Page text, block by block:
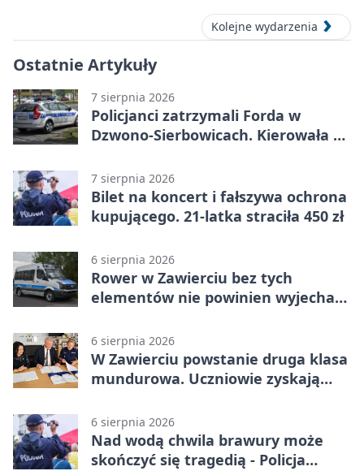
Kolejne wydarzenia
Ostatnie Artykuły
7 sierpnia 2026
Policjanci zatrzymali Forda w
Dzwono-Sierbowicach. Kierowała po
7 sierpnia 2026
Bilet na koncert i fałszywa ochrona
kupującego. 21-latka straciła 450 zł
6 sierpnia 2026
Rower w Zawierciu bez tych
elementów nie powinien wyjechać
6 sierpnia 2026
W Zawierciu powstanie druga klasa
mundurowa. Uczniowie zyskają
6 sierpnia 2026
Nad wodą chwila brawury może
skończyć się tragedią - Policja